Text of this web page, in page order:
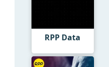
RPP Data